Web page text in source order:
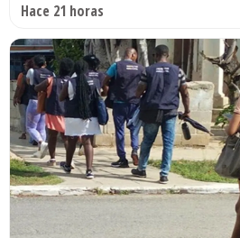
Hace 21 horas